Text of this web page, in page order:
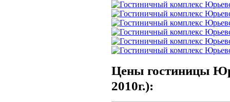
Цены гостиницы
2010г.):